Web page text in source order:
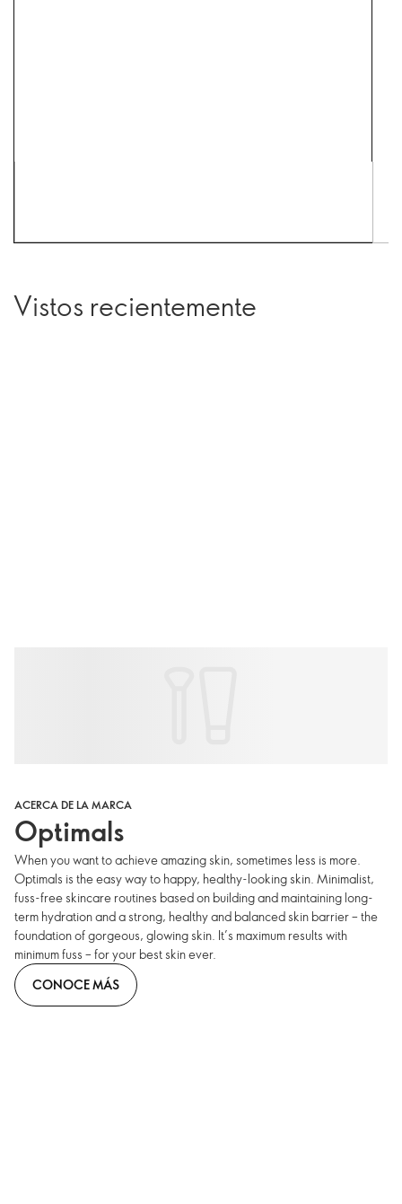
Vistos recientemente
ACERCA DE LA MARCA
Optimals
When you want to achieve amazing skin, sometimes less is more.
Optimals is the easy way to happy, healthy-looking skin. Minimalist,
fuss-free skincare routines based on building and maintaining long-
term hydration and a strong, healthy and balanced skin barrier – the
foundation of gorgeous, glowing skin. It’s maximum results with
minimum fuss – for your best skin ever.
CONOCE MÁS